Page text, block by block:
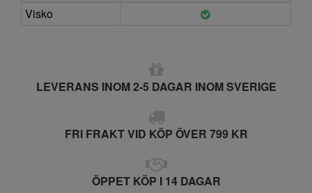
Visko
LEVERANS INOM 2-5 DAGAR INOM SVERIGE
FRI FRAKT VID KÖP ÖVER 799 KR
ÖPPET KÖP I 14 DAGAR